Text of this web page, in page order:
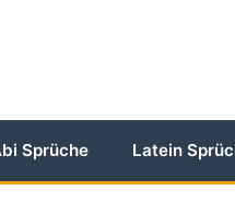
Sprüche Latein